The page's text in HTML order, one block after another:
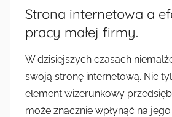
Strona internetowa a
pracy małej firmy.
W dzisiejszych czasach
swoją stronę internetową. Nie
element wizerunkowy
może znacznie wpłynąć na